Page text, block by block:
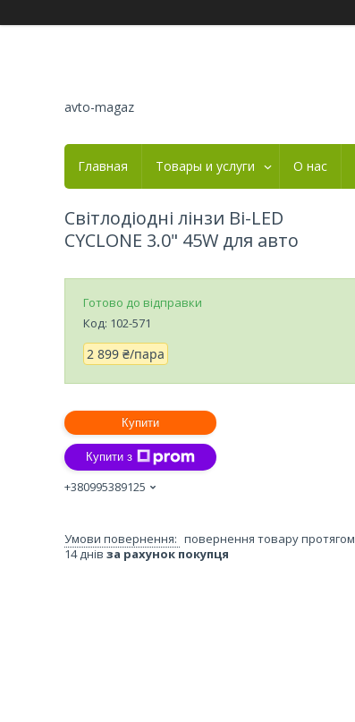
avto-magaz
Главная Товары и услуги О нас
Світлодіодні лінзи Bi-LED
CYCLONE 3.0" 45W для авто
Готово до відправки
Код: 102-571
2 899 ₴/пара
Купити
Купити з
+380995389125
повернення товару протягом
14 днів за рахунок покупця